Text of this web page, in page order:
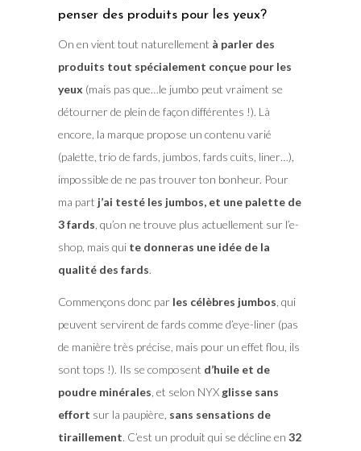
penser des produits pour les yeux?
On en vient tout naturellement à parler des
produits tout spécialement conçue pour les
yeux (mais pas que…le jumbo peut vraiment se
détourner de plein de façon différentes !). Là
encore, la marque propose un contenu varié
(palette, trio de fards, jumbos, fards cuits, liner…),
impossible de ne pas trouver ton bonheur. Pour
ma part j’ai testé les jumbos, et une palette de
3 fards , qu’on ne trouve plus actuellement sur l’e-
shop, mais qui te donneras une idée de la
qualité des fards.
Commençons donc par les célèbres jumbos , qui
peuvent servirent de fards comme d’eye-liner (pas
de manière très précise, mais pour un effet flou, ils
sont tops !). Ils se composent d’huile et de
poudre minérales , et selon NYX glisse sans
effort sur la paupière, sans sensations de
tiraillement. C’est un produit qui se décline en 32